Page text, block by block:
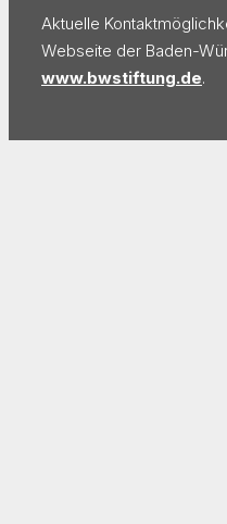
Aktuelle
Webseite der Baden-
www.bwstiftung.de.